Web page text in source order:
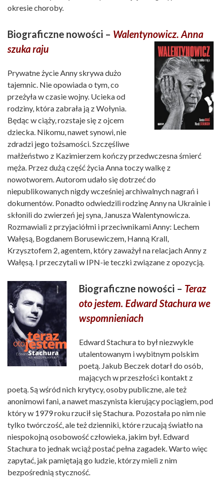
okresie choroby.
Biograficzne nowości – Walentynowicz. Anna
szuka raju
Prywatne życie Anny skrywa dużo
tajemnic. Nie opowiada o tym, co
przeżyła w czasie wojny. Ucieka od
rodziny, która zabrała ją z Wołynia.
Będąc w ciąży, rozstaje się z ojcem
dziecka. Nikomu, nawet synowi, nie
zdradzi jego tożsamości. Szczęśliwe
małżeństwo z Kazimierzem kończy przedwczesna śmierć
męża. Przez dużą część życia Anna toczy walkę z
nowotworem. Autorom udało się dotrzeć do
niepublikowanych nigdy wcześniej archiwalnych nagrań i
dokumentów. Ponadto odwiedzili rodzinę Anny na Ukrainie i
skłonili do zwierzeń jej syna, Janusza Walentynowicza.
Rozmawiali z przyjaciółmi i przeciwnikami Anny: Lechem
Wałęsą, Bogdanem Borusewiczem, Hanną Krall,
Krzysztofem 2, agentem, który zaważył na relacjach Anny z
Wałęsą. I przeczytali w IPN-ie teczki związane z opozycją.
Biograficzne nowości – Teraz
oto jestem. Edward Stachura we
wspomnieniach
Edward Stachura to był niezwykle
utalentowanym i wybitnym polskim
poetą. Jakub Beczek dotarł do osób,
mających w przeszłości kontakt z
poetą. Są wśród nich krytycy, osoby publiczne, ale też
anonimowi fani, a nawet maszynista kierujący pociągiem, pod
który w 1979 roku rzucił się Stachura. Pozostała po nim nie
tylko twórczość, ale też dzienniki, które rzucają światło na
niespokojną osobowość człowieka, jakim był. Edward
Stachura to jednak wciąż postać pełna zagadek. Warto więc
zapytać, jak pamiętają go ludzie, którzy mieli z nim
bezpośrednią styczność.